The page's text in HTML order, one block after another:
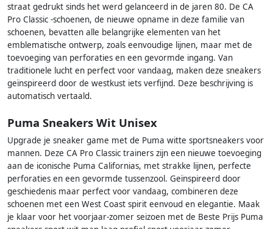
straat gedrukt sinds het werd gelanceerd in de jaren 80. De CA
Pro Classic -schoenen, de nieuwe opname in deze familie van
schoenen, bevatten alle belangrijke elementen van het
emblematische ontwerp, zoals eenvoudige lijnen, maar met de
toevoeging van perforaties en een gevormde ingang. Van
traditionele lucht en perfect voor vandaag, maken deze sneakers
geïnspireerd door de westkust iets verfijnd. Deze beschrijving is
automatisch vertaald.
Puma Sneakers Wit Unisex
Upgrade je sneaker game met de Puma witte sportsneakers voor
mannen. Deze CA Pro Classic trainers zijn een nieuwe toevoeging
aan de iconische Puma Californias, met strakke lijnen, perfecte
perforaties en een gevormde tussenzool. Geïnspireerd door
geschiedenis maar perfect voor vandaag, combineren deze
schoenen met een West Coast spirit eenvoud en elegantie. Maak
je klaar voor het voorjaar-zomer seizoen met de Beste Prijs Puma